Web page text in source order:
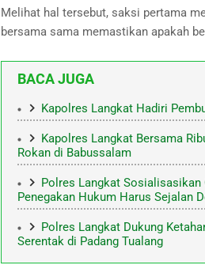
Melihat hal tersebut, saksi pertama
bersama sama memastikan apakah
BACA JUGA
Kapolres Langkat Hadiri
Kapolres Langkat Bersama
Rokan di Babussalam
Polres Langkat Sosialisasikan
Penegakan Hukum Harus Sejalan
Polres Langkat Dukung
Serentak di Padang Tualang